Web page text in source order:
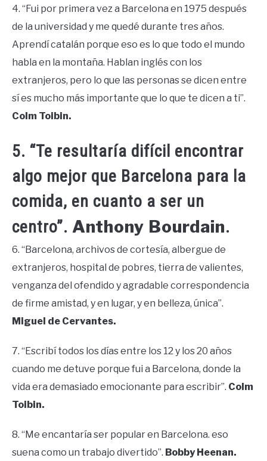
4. “Fui por primera vez a Barcelona en 1975 después
de la universidad y me quedé durante tres años.
Aprendí catalán porque eso es lo que todo el mundo
habla en la montaña. Hablan inglés con los
extranjeros, pero lo que las personas se dicen entre
sí es mucho más importante que lo que te dicen a ti”.
Colm Toibin.
5. “Te resultaría difícil encontrar
algo mejor que Barcelona para la
comida, en cuanto a ser un
centro”. Anthony Bourdain.
6. “Barcelona, archivos de cortesía, albergue de
extranjeros, hospital de pobres, tierra de valientes,
venganza del ofendido y agradable correspondencia
de firme amistad, y en lugar, y en belleza, única”.
Miguel de Cervantes.
7. “Escribí todos los días entre los 12 y los 20 años
cuando me detuve porque fui a Barcelona, ​​donde la
vida era demasiado emocionante para escribir”. Colm
Toibin.
8. “Me encantaría ser popular en Barcelona. eso
suena como un trabajo divertido”. Bobby Heenan.